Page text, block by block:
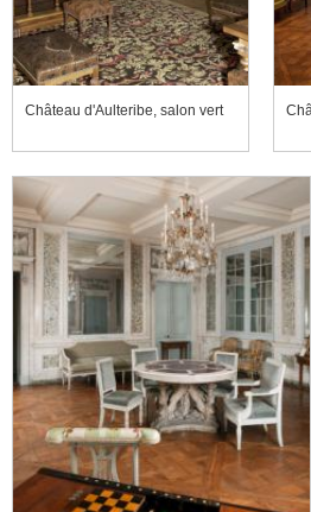
Château d'Aulteribe, salon vert